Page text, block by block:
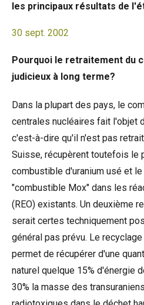
les principaux résultats de
30 sept. 2002
Pourquoi le retraitement du
judicieux à long terme?
Dans la plupart des pays, le
centrales nucléaires fait l'objet
c'est-à-dire qu'il n'est pas
Suisse, récupèrent toutefois le
combustible d'uranium usé et
"combustible Mox" dans les
(REO) existants. Un deuxième
serait certes techniquement
général pas prévu. Le
permet de récupérer d'une
naturel quelque 15% d'énergie
30% la masse des